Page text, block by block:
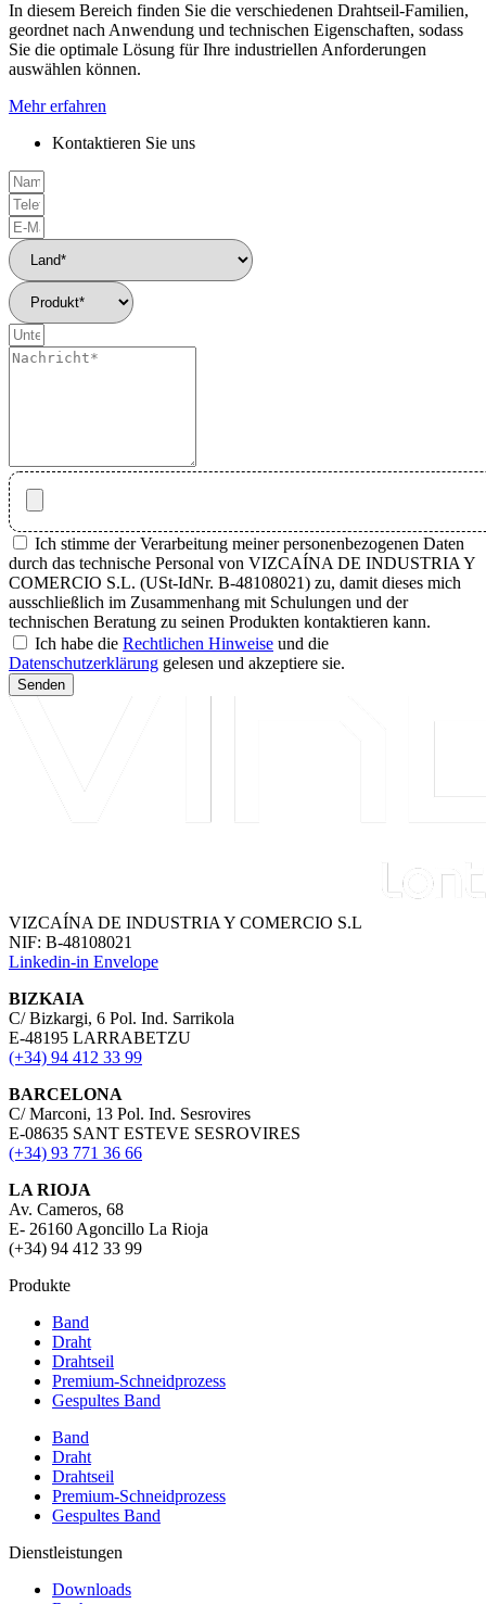
In diesem Bereich finden Sie die verschiedenen Drahtseil-Familien,
geordnet nach Anwendung und technischen Eigenschaften, sodass
Sie die optimale Lösung für Ihre industriellen Anforderungen
auswählen können.
Mehr erfahren
Kontaktieren Sie uns
Ich stimme der Verarbeitung meiner personenbezogenen Daten
durch das technische Personal von VIZCAÍNA DE INDUSTRIA Y
COMERCIO S.L. (USt-IdNr. B-48108021) zu, damit dieses mich
ausschließlich im Zusammenhang mit Schulungen und der
technischen Beratung zu seinen Produkten kontaktieren kann.
Ich habe die Rechtlichen Hinweise und die
Datenschutzerklärung gelesen und akzeptiere sie.
Senden
VIZCAÍNA DE INDUSTRIA Y COMERCIO S.L
NIF: B-48108021
Linkedin-in Envelope
BIZKAIA
C/ Bizkargi, 6 Pol. Ind. Sarrikola
E-48195 LARRABETZU
(+34) 94 412 33 99
BARCELONA
C/ Marconi, 13 Pol. Ind. Sesrovires
E-08635 SANT ESTEVE SESROVIRES
(+34) 93 771 36 66
LA RIOJA
Av. Cameros, 68
E- 26160 Agoncillo La Rioja
(+34) 94 412 33 99
Produkte
Band
Draht
Drahtseil
Premium-Schneidprozess
Gespultes Band
Band
Draht
Drahtseil
Premium-Schneidprozess
Gespultes Band
Dienstleistungen
Downloads